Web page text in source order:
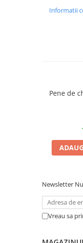
Subwoofere de studio
Accesorii pentru lumini
Cabluri de Alimentare
Comenzi si controllere
Ecrane LED
Efecte de lumini
Informatii
Pene de
Newsletter
Vreau sa